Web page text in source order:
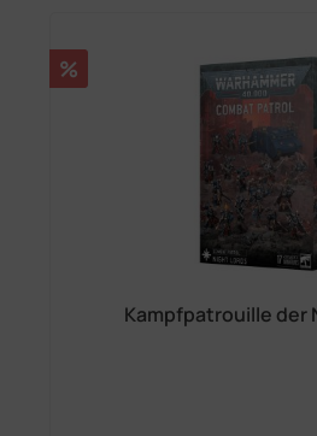
Rabatt
%
Kampfpatrouille der